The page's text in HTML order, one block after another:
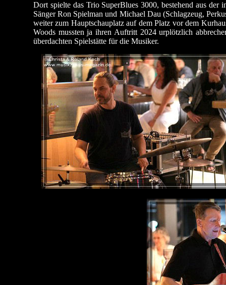
Dort spielte das Trio SuperBlues 3000, bestehend aus der
Sänger Ron Spielman und Michael Dau (Schlagzeug,
weiter zum Hauptschauplatz auf dem Platz vor dem
Woods mussten ja ihren Auftritt 2024 urplötzlich
überdachten Spielstätte für die Musiker.